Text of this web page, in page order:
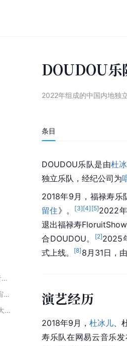
2025鄂州银河左岸音乐节阵容名单
2022年“成都海潮宇宙音乐节”表演嘉宾
2024年MBIA年度十大华语新星TOP30
DOUDOU乐
2022年组成的中国内地独
条目
‌DOUDOU乐队‌是由杜
独立乐队，经纪公司为
2018年9月，福禄寿乐
留住》。 [3][4] [5]2022
退出福禄寿
合DOUDOU。
[2]2025
式上线。
[8]
演艺经历
2018年9月，杜冰儿
寿乐队在网易云音乐